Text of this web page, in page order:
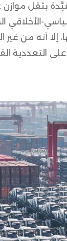
بثقل
الأخلاقي
أنه من غير
التعددية